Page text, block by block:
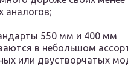
аналогов;
550 мм и 400 мм
в небольшом
или двустворчатых